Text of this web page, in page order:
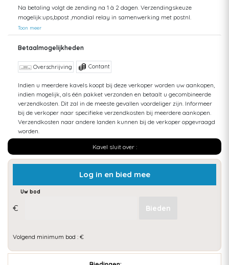
Na betaling volgt de zending na 1 à 2 dagen. Verzendingskeuze
mogelijk:ups,bpost ,mondial relay in samenwerking met postnl.
Toon meer
Betaalmogelijkheden
Overschrijving Contant
Indien u meerdere kavels koopt bij deze verkoper worden uw aankopen,
indien mogelijk, als één pakket verzonden en betaalt u gecombineerde
verzendkosten. Dit zal in de meeste gevallen voordeliger zijn. Informeer
bij de verkoper naar specifieke verzendkosten bij meerdere aankopen.
Verzendkosten naar andere landen kunnen bij de verkoper opgevraagd
worden.
Kavel sluit over :
Log in en bied mee
Uw bod
€
Volgend minimum bod : €